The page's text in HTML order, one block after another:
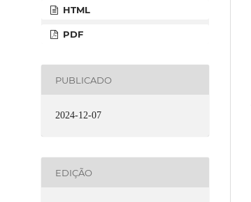
HTML
PDF
PUBLICADO
2024-12-07
EDIÇÃO